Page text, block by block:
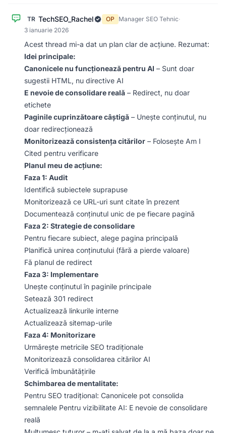
TR TechSEO_Rachel OP Manager SEO Tehnic·
3 ianuarie 2026
Acest thread mi-a dat un plan clar de acțiune. Rezumat:
Idei principale:
Canonicele nu funcționează pentru AI – Sunt doar
sugestii HTML, nu directive AI
E nevoie de consolidare reală – Redirect, nu doar
etichete
Paginile cuprinzătoare câștigă – Unește conținutul, nu
doar redirecționează
Monitorizează consistența citărilor – Folosește Am I
Cited pentru verificare
Planul meu de acțiune:
Faza 1: Audit
Identifică subiectele suprapuse
Monitorizează ce URL-uri sunt citate în prezent
Documentează conținutul unic de pe fiecare pagină
Faza 2: Strategie de consolidare
Pentru fiecare subiect, alege pagina principală
Planifică unirea conținutului (fără a pierde valoare)
Fă planul de redirect
Faza 3: Implementare
Unește conținutul în paginile principale
Setează 301 redirect
Actualizează linkurile interne
Actualizează sitemap-urile
Faza 4: Monitorizare
Urmărește metricile SEO tradiționale
Monitorizează consolidarea citărilor AI
Verifică îmbunătățirile
Schimbarea de mentalitate:
Pentru SEO tradițional: Canonicele pot consolida
semnalele Pentru vizibilitate AI: E nevoie de consolidare
reală